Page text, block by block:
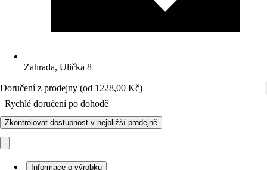
Zahrada, Ulička 8
Doručení z prodejny (od 1228,00 Kč)
Rychlé doručení po dohodě
Zkontrolovat dostupnost v nejbližší prodejně
Informace o výrobku